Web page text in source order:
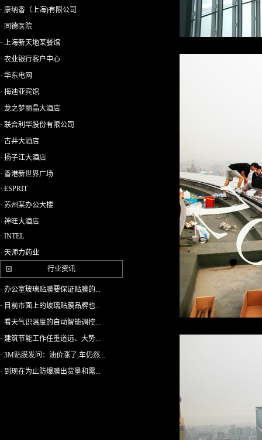
· 康纳香（上海)有限公司
· 同德医院
· 上海新天地某餐馆
· 农业银行客户中心
· 华东电网
· 梅迪亚宾馆
· 龙之梦丽晶大酒店
· 联合利华股份有限公司
· 古井大酒店
· 扬子江大酒店
· 香港新世界广场
· ESPRIT
· 苏州某办公大楼
· 神旺大酒店
· INTEL
· 天师力药业
行业资讯
· 办公室玻璃贴膜要保证贴膜的...
· 目前市面上的玻璃贴膜品牌也...
· 看天气识温度的自动智能调控...
· 建筑节能工作任重道远、大势...
· 3M贴膜发问：油价涨了,车仍然...
· 到现在为止防爆膜出货量和需...